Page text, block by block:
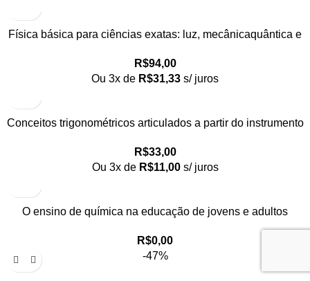
Física básica para ciências exatas: luz, mecânicaquântica e
R$94,00
Ou 3x de R$31,33 s/ juros
Conceitos trigonométricos articulados a partir do instrumento
matamática
R$33,00
Ou 3x de R$11,00 s/ juros
O ensino de química na educação de jovens e adultos
R$0,00
-47%